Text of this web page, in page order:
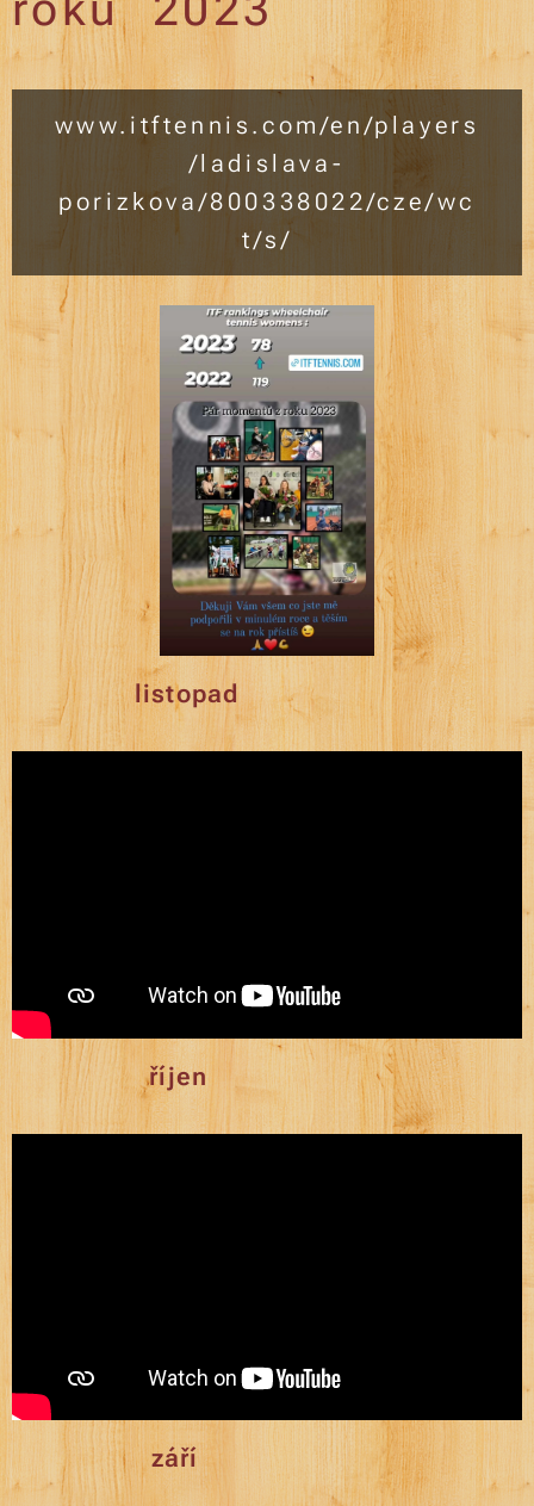
www.itftennis.com/en/players
/ladislava-
porizkova/800338022/cze/wc
t/s/
listopad
říjen
září